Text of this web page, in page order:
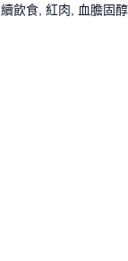
續飲食,紅肉, 血膽固醇